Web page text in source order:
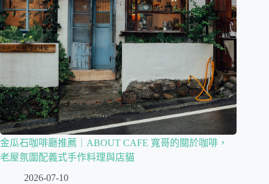
金瓜石咖啡廳推薦｜ABOUT CAFE 寬哥的關於咖啡，
老屋氛圍配義式手作料理與店貓
2026-07-10